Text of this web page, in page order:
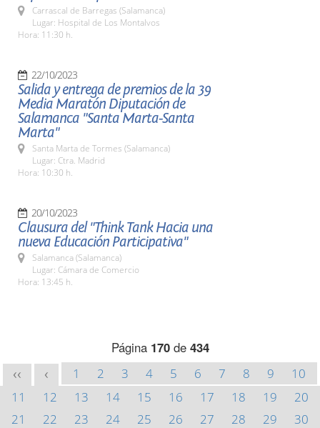
Carrascal de Barregas (Salamanca)
Lugar: Hospital de Los Montalvos
Hora: 11:30 h.
22/10/2023
Salida y entrega de premios de la 39
Media Maratón Diputación de
Salamanca "Santa Marta-Santa
Marta"
Santa Marta de Tormes (Salamanca)
Lugar: Ctra. Madrid
Hora: 10:30 h.
20/10/2023
Clausura del "Think Tank Hacia una
nueva Educación Participativa"
Salamanca (Salamanca)
Lugar: Cámara de Comercio
Hora: 13:45 h.
Página 170de 434
<< < 1 2 3 4 5 6 7 8 9
10
11
12 13 14 15 16 17 18 19
20
21
22 23 24 25 26 27 28 29
30